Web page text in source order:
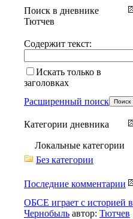
Поиск в дневнике
Тютчев
Содержит текст:
Искать только в
заголовках
Расширенный поиск
Категории дневника
Локальные категории
Без категории
Последние комментарии
ОБСЕ играет с историей в
Чернобыль автор: Тютчев